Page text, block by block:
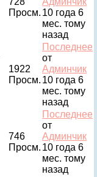
Просм. 10 года 6
мес. тому
назад
1922
Просм.
Последнее
от
Админчик
10 года 6
мес. тому
назад
746
Просм.
Последнее
от
Админчик
10 года 6
мес. тому
назад